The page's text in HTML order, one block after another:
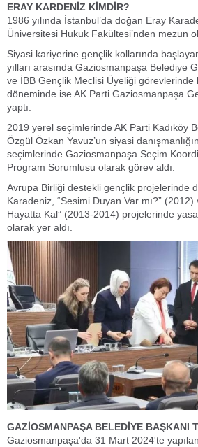
ERAY KARDENİZ KİMDİR?
1986 yılında İstanbul’da doğan Eray
Üniversitesi Hukuk Fakültesi’nden mezun
Siyasi kariyerine gençlik kollarında
yılları arasında Gaziosmanpaşa Belediye
ve İBB Gençlik Meclisi Üyeliği
döneminde ise AK Parti Gaziosmanpaşa
yaptı.
2019 yerel seçimlerinde AK Parti Kadıköy
Özgül Özkan Yavuz’un siyasi
seçimlerinde Gaziosmanpaşa Seçim
Program Sorumlusu olarak görev aldı.
Avrupa Birliği destekli gençlik projelerinde
Karadeniz, “Sesimi Duyan Var mı?” (2012)
Hayatta Kal” (2013-2014) projelerinde
olarak yer aldı.
GAZİOSMANPAŞA BELEDİYE BAŞKANI
Gaziosmanpaşa'da 31 Mart 2024'te